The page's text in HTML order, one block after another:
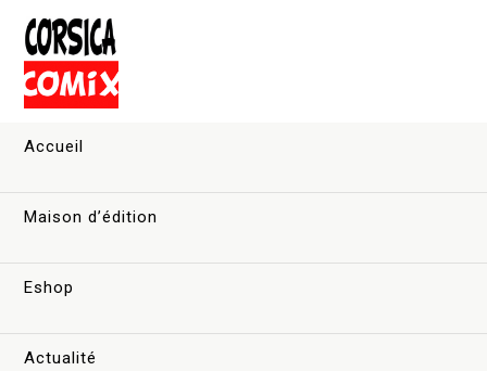
Accueil
Maison d’édition
Eshop
Actualité